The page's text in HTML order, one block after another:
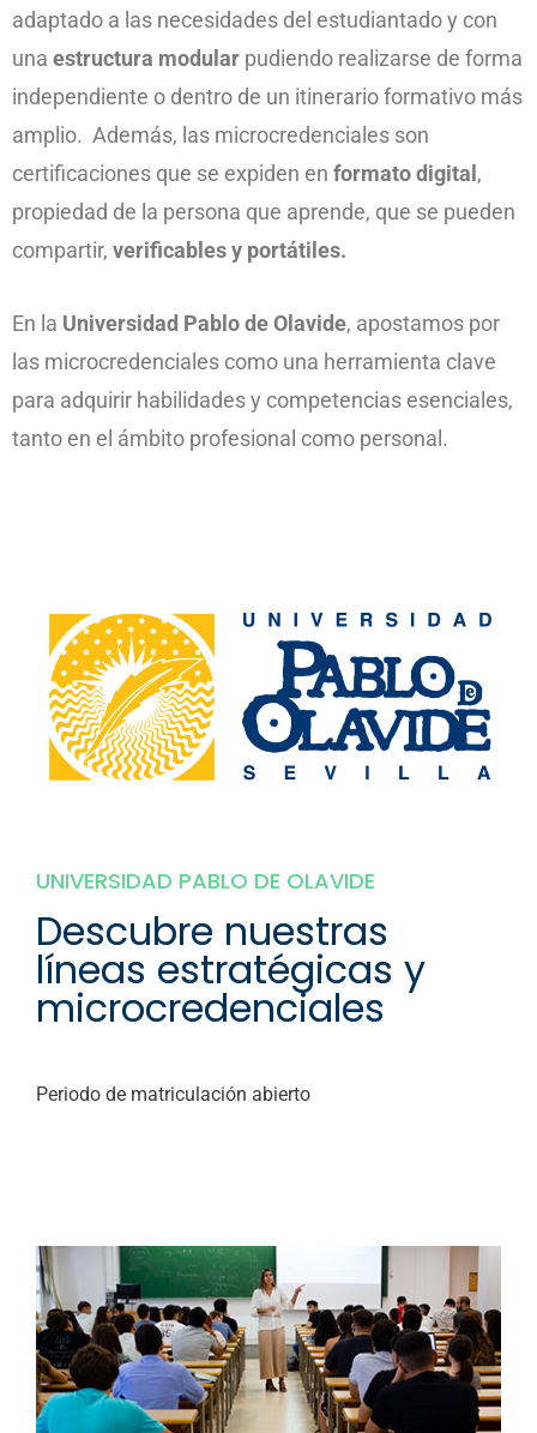
adaptado a las necesidades del estudiantado y con
una estructura modular pudiendo realizarse de forma
independiente o dentro de un itinerario formativo más
amplio. Además, las microcredenciales son
certificaciones que se expiden en formato digital,
propiedad de la persona que aprende, que se pueden
compartir, verificables y portátiles.
En la Universidad Pablo de Olavide, apostamos por
las microcredenciales como una herramienta clave
para adquirir habilidades y competencias esenciales,
tanto en el ámbito profesional como personal.
UNIVERSIDAD PABLO DE OLAVIDE
Descubre nuestras
líneas estratégicas y
microcredenciales
Periodo de matriculación abierto